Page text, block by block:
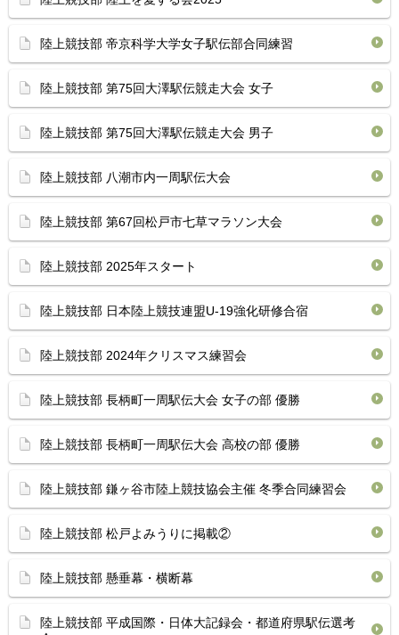
陸上競技部 帝京科学大学女子駅伝部合同練習
陸上競技部 第75回大澤駅伝競走大会 女子
陸上競技部 第75回大澤駅伝競走大会 男子
陸上競技部 八潮市内一周駅伝大会
陸上競技部 第67回松戸市七草マラソン大会
陸上競技部 2025年スタート
陸上競技部 日本陸上競技連盟U-19強化研修合宿
陸上競技部 2024年クリスマス練習会
陸上競技部 長柄町一周駅伝大会 女子の部 優勝
陸上競技部 長柄町一周駅伝大会 高校の部 優勝
陸上競技部 鎌ヶ谷市陸上競技協会主催 冬季合同練習会
陸上競技部 松戸よみうりに掲載②
陸上競技部 懸垂幕・横断幕
陸上競技部 平成国際・日体大記録会・都道府県駅伝選考